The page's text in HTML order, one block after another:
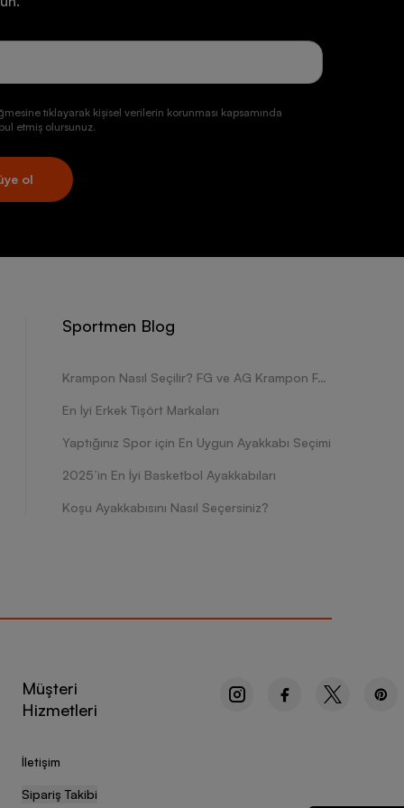
tıklayarak kişisel verilerin korunması kapsamında
etmiş olursunuz.
ol
Sportmen Blog
Krampon Nasıl Seçilir? FG ve AG Krampon Farkları Nelerdir?
En İyi Erkek Tişört Markaları
Yaptığınız Spor için En Uygun Ayakkabı Seçimi
2025’in En İyi Basketbol Ayakkabıları
Koşu Ayakkabısını Nasıl Seçersiniz?
Müşteri
Hizmetleri
İletişim
Sipariş Takibi